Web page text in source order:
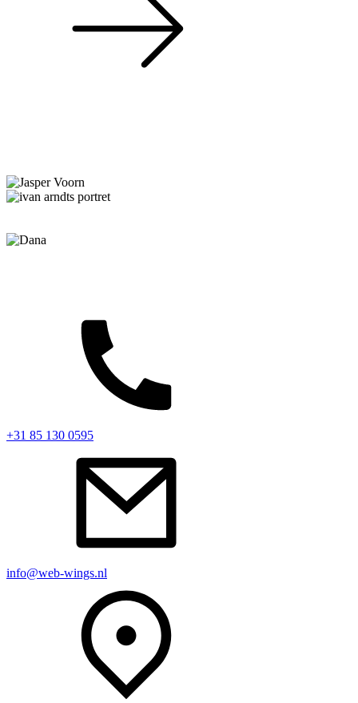
+31 85 130 0595
info@web-wings.nl